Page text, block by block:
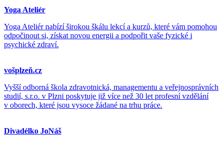
Yoga Ateliér
Yoga Ateliér nabízí širokou škálu lekcí a kurzů, které vám pomohou
odpočinout si, získat novou energii a podpořit vaše fyzické i
psychické zdraví.
vošplzeň.cz
Vyšší odborná škola zdravotnická, managementu a veřejnosprávních
studií, s.r.o. v Plzni poskytuje již více než 30 let profesní vzdělání
v oborech, které jsou vysoce žádané na trhu práce.
Divadélko JoNáš